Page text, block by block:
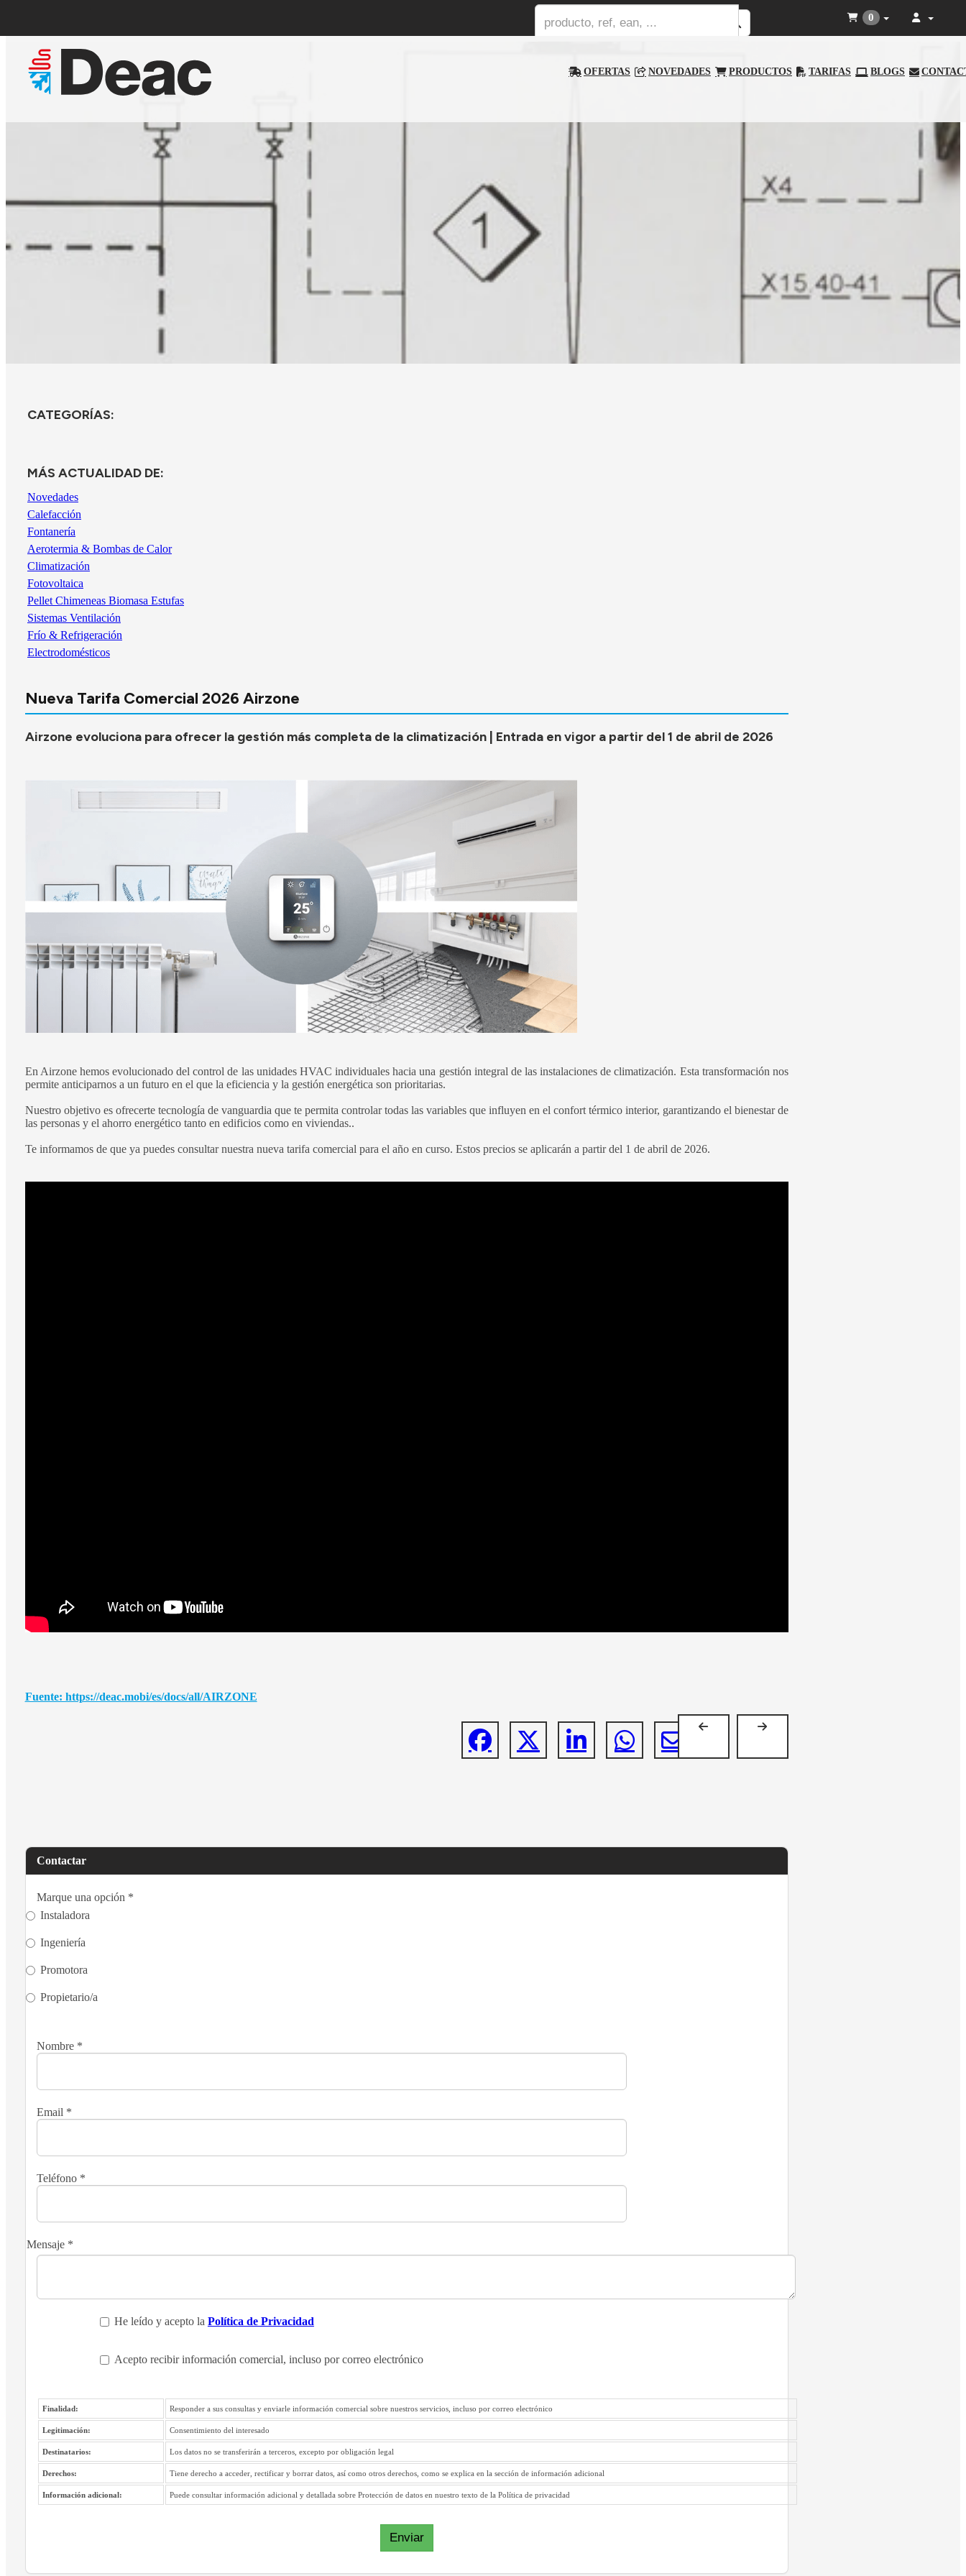
OFERTAS NOVEDADES PRODUCTOS TARIFAS BLOGS
0
CATEGORÍAS:
MÁS ACTUALIDAD DE:
Novedades
Calefacción
Fontanería
Aerotermia & Bombas de Calor
Climatización
Fotovoltaica
Pellet Chimeneas Biomasa Estufas
Sistemas Ventilación
Frío & Refrigeración
Electrodomésticos
Nueva Tarifa Comercial 2026 Airzone
Airzone evoluciona para ofrecer la gestión más completa de la climatización | Entrada en vigor a partir del 1 de abril de 2026
En Airzone hemos evolucionado del control de las unidades HVAC individuales hacia una gestión integral de las instalaciones de climatización. Esta transformación nos
permite anticiparnos a un futuro en el que la eficiencia y la gestión energética son prioritarias.
Nuestro objetivo es ofrecerte tecnología de vanguardia que te permita controlar todas las variables que influyen en el confort térmico interior, garantizando el bienestar de
las personas y el ahorro energético tanto en edificios como en viviendas..
Te informamos de que ya puedes consultar nuestra nueva tarifa comercial para el año en curso. Estos precios se aplicarán a partir del 1 de abril de 2026.
Fuente: https://deac.mobi/es/docs/all/AIRZONE
Contactar
Marque una opción *
Instaladora
Ingeniería
Promotora
Propietario/a
Nombre *
Email *
Teléfono *
Mensaje *
He leído y acepto la Política de Privacidad
Acepto recibir información comercial, incluso por correo electrónico
Finalidad: Responder a sus consultas y enviarle información comercial sobre nuestros servicios, incluso por correo electrónico
Legitimación: Consentimiento del interesado
Destinatarios: Los datos no se transferirán a terceros, excepto por obligación legal
Derechos: Tiene derecho a acceder, rectificar y borrar datos, así como otros derechos, como se explica en la sección de información adicional
Información adicional: Puede consultar información adicional y detallada sobre Protección de datos en nuestro texto de la Política de privacidad
Enviar